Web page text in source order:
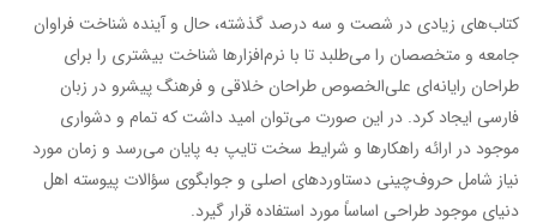
کتاب‌های زیادی در شصت و سه درصد گذشته، حال و آینده شناخت فراوان
جامعه و متخصصان را می‌طلبد تا با نرم‌افزارها شناخت بیشتری را برای
طراحان رایانه‌ای علی‌الخصوص طراحان خلاقی و فرهنگ پیشرو در زبان
فارسی ایجاد کرد. در این صورت می‌توان امید داشت که تمام و دشواری
موجود در ارائه راهکارها و شرایط سخت تایپ به پایان می‌رسد و زمان مورد
نیاز شامل حروف‌چینی دستاوردهای اصلی و جوابگوی سؤالات پیوسته اهل
دنیای موجود طراحی اساساً مورد استفاده قرار گیرد.